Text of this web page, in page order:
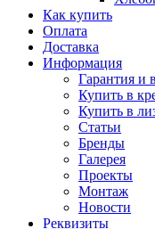
Как купить
Оплата
Доставка
Информация
Гарантия и
Купить в
Купить в
Статьи
Бренды
Галерея
Проекты
Монтаж
Новости
Реквизиты